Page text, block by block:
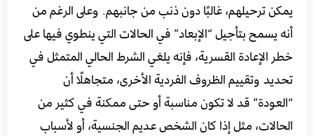
يمكن ترحيلهم، غالبًا دون ذنب من جانبهم. وعلى الرغم من
أنه يسمح بتأجيل “الإبعاد” في الحالات التي ينطوي فيها على
خطر الإعادة القسرية، فإنه يلغي الشرط الحالي المتمثل في
تحديد وتقييم الظروف الفردية الأخرى، متجاهلًا أن
“العودة” قد لا تكون مناسبة أو حتى ممكنة في كثير من
الحالات، مثل إذا كان الشخص عديم الجنسية، أو لأسباب